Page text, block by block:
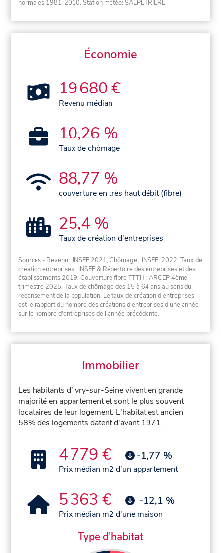
normales 1981-2010. Station météo: SALPETRIERE.
Économie
19 680 €
Revenu médian
10,26 %
Taux de chômage
88,77 %
couverture en très haut débit (fibre)
25,4 %
Taux de création d'entreprises
Sources - Revenu : INSEE 2021, Chômage : INSEE, 2022. Taux de
création entreprises : INSEE & Répertoire des entreprises et des
établissements 2019. Couverture fibre FTTH : ARCEP 4ème
trimestre 2025. Taux de chômage des 15 à 64 ans au sens du
recensement de la population. Le taux de création d'entreprises
est le rapport du nombre des créations d'entreprises d'une année
sur le nombre d'entreprises de l'année précédente.
Immobilier
Les habitants d'Ivry-sur-Seine vivent en grande
majorité en appartement et sont le plus souvent
locataires de leur logement. L'habitat est ancien,
58% des logements datent d'avant 1971.
4 779 € -1,77 %
Prix médian m2 d'un appartement
5 363 € -12,1 %
Prix médian m2 d'une maison
Type d'habitat